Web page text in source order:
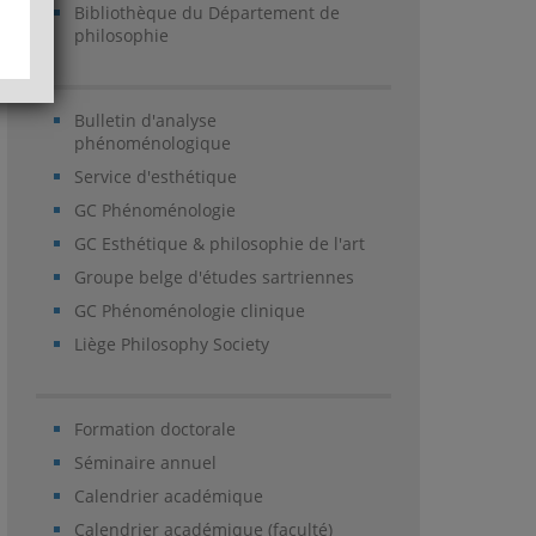
Bibliothèque du Département de
philosophie
Bulletin d'analyse
phénoménologique
Service d'esthétique
GC Phénoménologie
GC Esthétique & philosophie de l'art
Groupe belge d'études sartriennes
GC Phénoménologie clinique
Liège Philosophy Society
Formation doctorale
Séminaire annuel
Calendrier académique
Calendrier académique (faculté)